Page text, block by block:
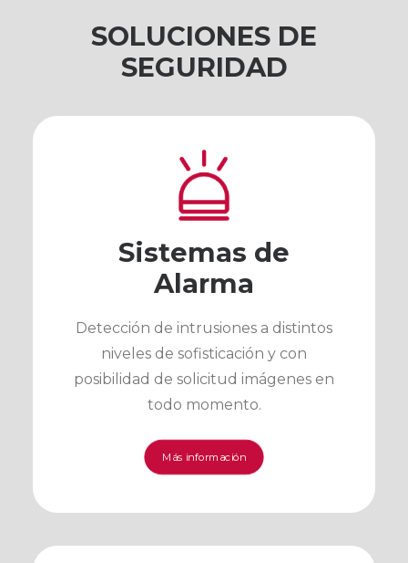
SOLUCIONES DE
SEGURIDAD
Sistemas de
Alarma
Detección de intrusiones a distintos
niveles de sofisticación y con
posibilidad de solicitud imágenes en
todo momento.
Más información